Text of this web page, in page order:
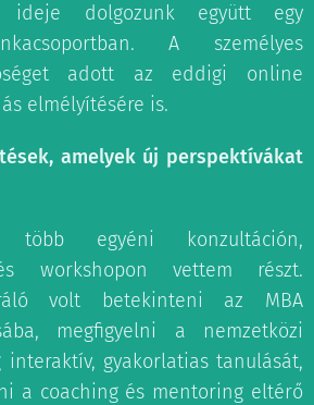
ideje dolgozunk együtt egy
A személyes
adott az eddigi online
elmélyítésére is.
amelyek új perspektívákat
egyéni konzultáción,
workshopon vettem részt.
volt betekinteni az MBA
megfigyelni a nemzetközi
interaktív, gyakorlatias tanulását,
a coaching és mentoring eltérő